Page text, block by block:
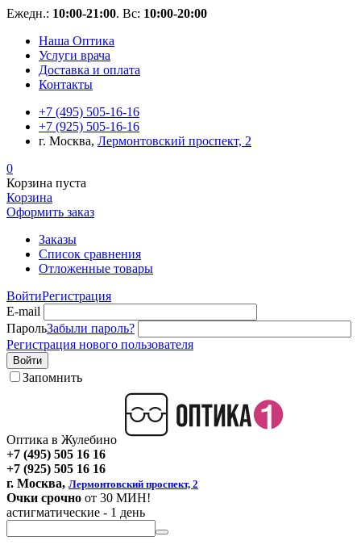
Ежедн.: 10:00-21:00. Вс: 10:00-20:00
Наша Оптика
Услуги врача
Доставка и оплата
Контакты
+7 (495) 505-16-16
+7 (925) 505-16-16
г. Москва, Лермонтовский проспект, 2
0
Корзина пуста
Корзина
Оформить заказ
Заказы
Список сравнения
Отложенные товары
ВойтиРегистрация
E-mail
ПарольЗабыли пароль?
Регистрация нового пользователя
Войти
Запомнить
Оптика в Жулебино
+7 (495) 505 16 16
+7 (925) 505 16 16
г. Москва, Лермонтовский проспект, 2
Очки срочно от 30 МИН!
астигматические - 1 день